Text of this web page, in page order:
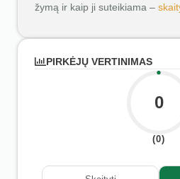
žymą ir kaip ji suteikiama –
PIRKĖJŲ VERTINIMAS
0
(0)